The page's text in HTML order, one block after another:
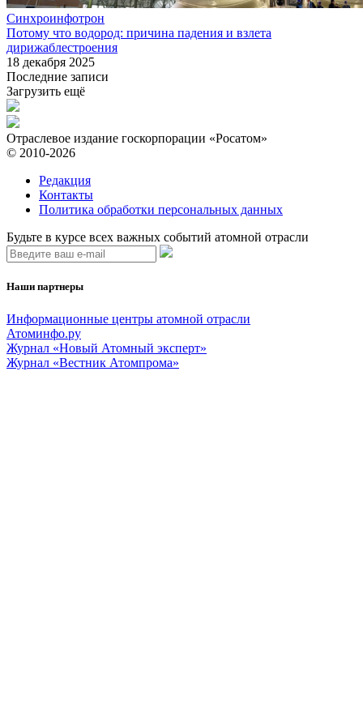
Синхроинфотрон
Потому что водород: причина падения и взлета
дирижаблестроения
18 декабря 2025
Последние записи
Загрузить ещё
Отраслевое издание госкорпорации «Росатом»
© 2010-2026
Редакция
Контакты
Политика обработки персональных данных
Будьте в курсе всех важных событий атомной отрасли
Наши партнеры
Информационные центры атомной отрасли
Атоминфо.ру
Журнал «Новый Атомный эксперт»
Журнал «Вестник Атомпрома»